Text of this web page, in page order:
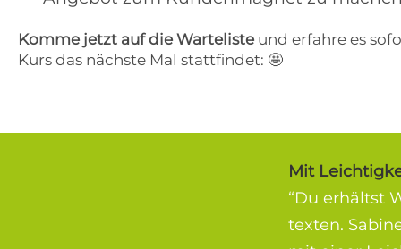
Komme jetzt auf die Wartelisteund erfahre es
Kurs das nächste Mal stattfindet: 🤩
Mit
“Du erhältst
texten.
Der
Mit